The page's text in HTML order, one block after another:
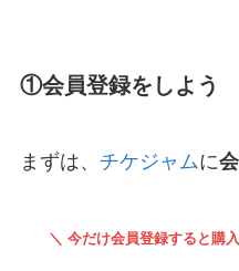
①会員登録をしよう
まずは、 チケジャムに
＼ 今だけ会員登録すると購